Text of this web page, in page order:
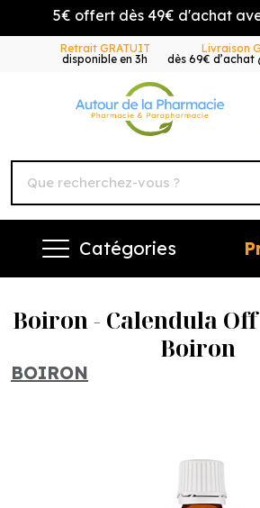
5€ offert dès 49€ d'achat avec
Retrait GRATUIT
disponible en 3h
Livraison
dès 69€ d’achat
Catégories
Boiron - Calendula
Boiron
BOIRON